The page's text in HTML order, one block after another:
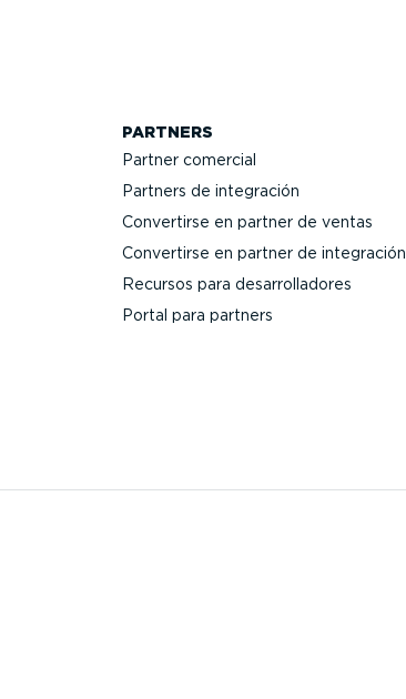
PARTNERS
Partner comercial
Partners de integración
Convertirse en partner de ventas
Convertirse en partner de integración
Recursos para desarro­lla­dores
Portal para partners